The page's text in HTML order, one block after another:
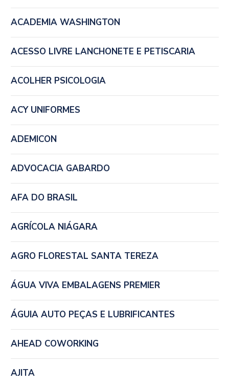
ACADEMIA WASHINGTON
ACESSO LIVRE LANCHONETE E PETISCARIA
ACOLHER PSICOLOGIA
ACY UNIFORMES
ADEMICON
ADVOCACIA GABARDO
AFA DO BRASIL
AGRÍCOLA NIÁGARA
AGRO FLORESTAL SANTA TEREZA
ÁGUA VIVA EMBALAGENS PREMIER
ÁGUIA AUTO PEÇAS E LUBRIFICANTES
AHEAD COWORKING
AJITA